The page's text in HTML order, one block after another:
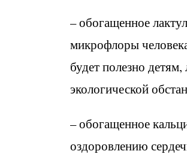
– обогащенное
микрофлоры
будет полезно
экологической
– обогащенное
оздоровлению